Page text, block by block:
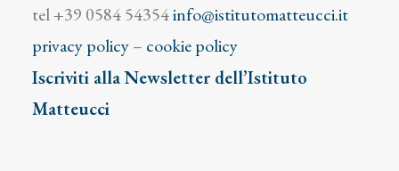
tel +39 0584 54354info@istitutomatteucci.it
privacy policy– cookie policy
Iscriviti alla Newsletter dell’Istituto
Matteucci